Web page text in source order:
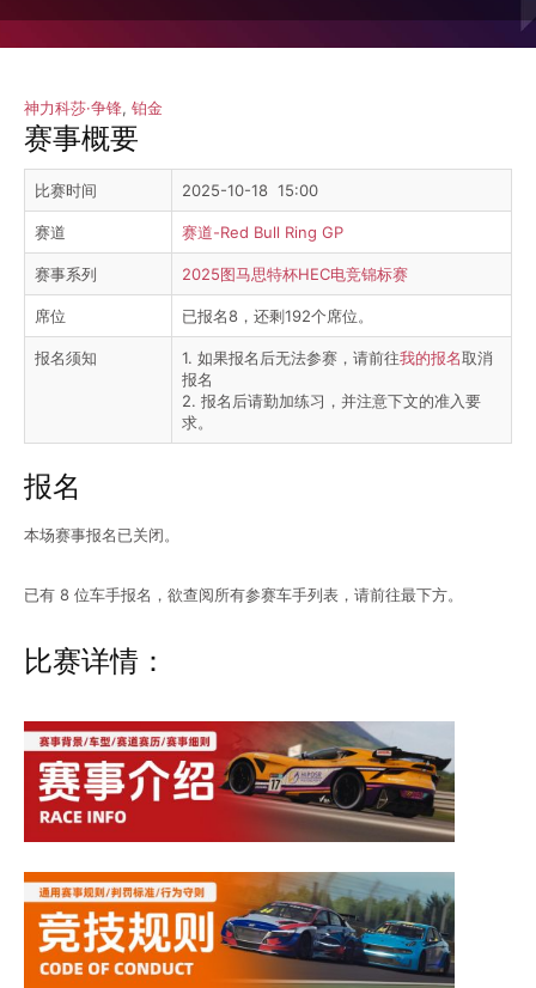
神力科莎·争锋, 铂金
赛事概要
比赛时间 2025-10-18 15:00
赛道 赛道-Red Bull Ring GP
赛事系列 2025图马思特杯HEC电竞锦标赛
席位 已报名8，还剩192个席位。
报名须知 1. 如果报名后无法参赛，请前往我的报名取消
报名
2. 报名后请勤加练习，并注意下文的准入要
求。
报名
本场赛事报名已关闭。
已有 8 位车手报名，欲查阅所有参赛车手列表，请前往最下方。
比赛详情：